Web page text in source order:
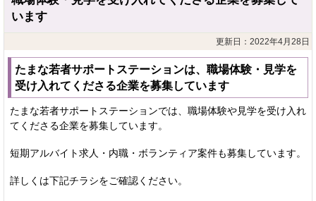
います
更新日：2022年4月28日
たまな若者サポートステーションは、職場体験・見学を
受け入れてくださる企業を募集しています
たまな若者サポートステーションでは、職場体験や見学を受け入れ
てくださる企業を募集しています。
短期アルバイト求人・内職・ボランティア案件も募集しています。
詳しくは下記チラシをご確認ください。